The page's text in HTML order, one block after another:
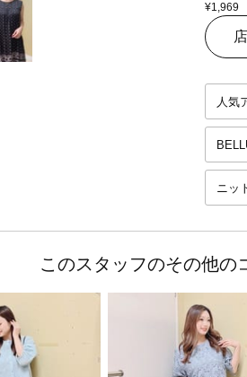
¥1,969
人気
ニッ
このスタッフのその他の